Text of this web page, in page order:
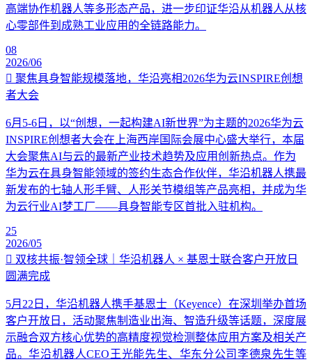
高端协作机器人等多形态产品，进一步印证华沿从机器人从核
心零部件到成熟工业应用的全链路能力。
08
2026/06
聚焦具身智能规模落地，华沿亮相2026华为云INSPIRE创想
者大会
6月5-6日，以“创想，一起构建AI新世界”为主题的2026华为云
INSPIRE创想者大会在上海西岸国际会展中心盛大举行，本届
大会聚焦AI与云的最新产业技术趋势及应用创新热点。作为
华为云在具身智能领域的签约生态合作伙伴，华沿机器人携最
新发布的七轴人形手臂、人形关节模组等产品亮相，并成为华
为云行业AI梦工厂——具身智能专区首批入驻机构。
25
2026/05
双核共振·智领全球｜华沿机器人 × 基恩士联合客户开放日
圆满完成
5月22日，华沿机器人携手基恩士（Keyence）在深圳举办首场
客户开放日，活动聚焦制造业出海、智造升级等话题，深度展
示融合双方核心优势的高精度视觉检测整体应用方案及相关产
品。华沿机器人CEO王光能先生、华东分公司李德泉先生等